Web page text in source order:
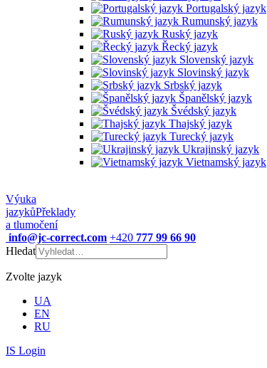
Portugalský jazyk
Rumunský jazyk
Ruský jazyk
Řecký jazyk
Slovenský jazyk
Slovinský jazyk
Srbský jazyk
Španělský jazyk
Švédský jazyk
Thajský jazyk
Turecký jazyk
Ukrajinský jazyk
Vietnamský jazyk
Výuka
jazykůPřeklady
a tlumočení
info@jc-correct.com +420 777 99 66 90
Hledat
Zvolte jazyk
UA
EN
RU
IS Login